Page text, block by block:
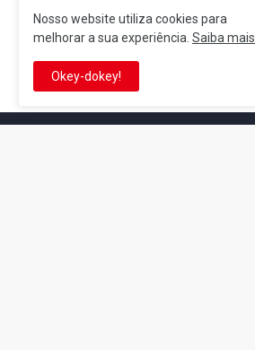
Nosso website utiliza cookies para
melhorar a sua experiência. Saiba mais.
Okey-dokey!